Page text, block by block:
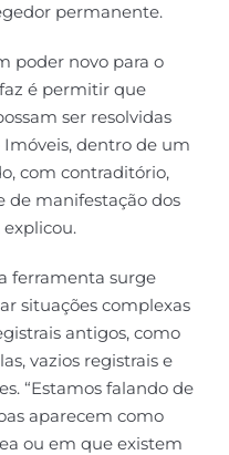
permanente.
poder novo para o
é permitir que
ser resolvidas
dentro de um
com contraditório,
de manifestação dos
explicou.
ferramenta surge
situações complexas
antigos, como
vazios registrais e
“Estamos falando de
aparecem como
ou em que existem